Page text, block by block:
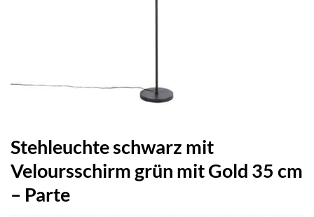
Stehleuchte schwarz mit
Veloursschirm grün mit Gold 35 cm
– Parte